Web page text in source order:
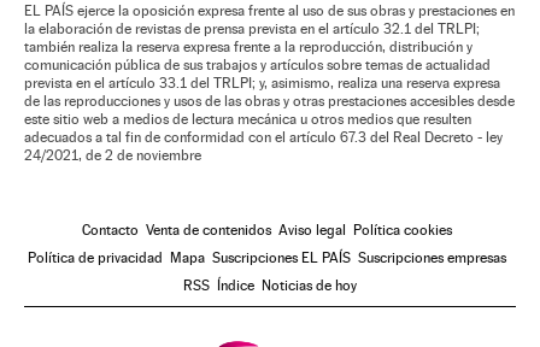
EL PAÍS ejerce la oposición expresa frente al uso de sus obras y prestaciones en
la elaboración de revistas de prensa prevista en el artículo 32.1 del TRLPI;
también realiza la reserva expresa frente a la reproducción, distribución y
comunicación pública de sus trabajos y artículos sobre temas de actualidad
prevista en el artículo 33.1 del TRLPI; y, asimismo, realiza una reserva expresa
de las reproducciones y usos de las obras y otras prestaciones accesibles desde
este sitio web a medios de lectura mecánica u otros medios que resulten
adecuados a tal fin de conformidad con el artículo 67.3 del Real Decreto - ley
24/2021, de 2 de noviembre
Contacto Venta de contenidos Aviso legal
Política cookies
Política de privacidad
Mapa Suscripciones EL PAÍS Suscripciones empresas
RSS
Índice Noticias de hoy